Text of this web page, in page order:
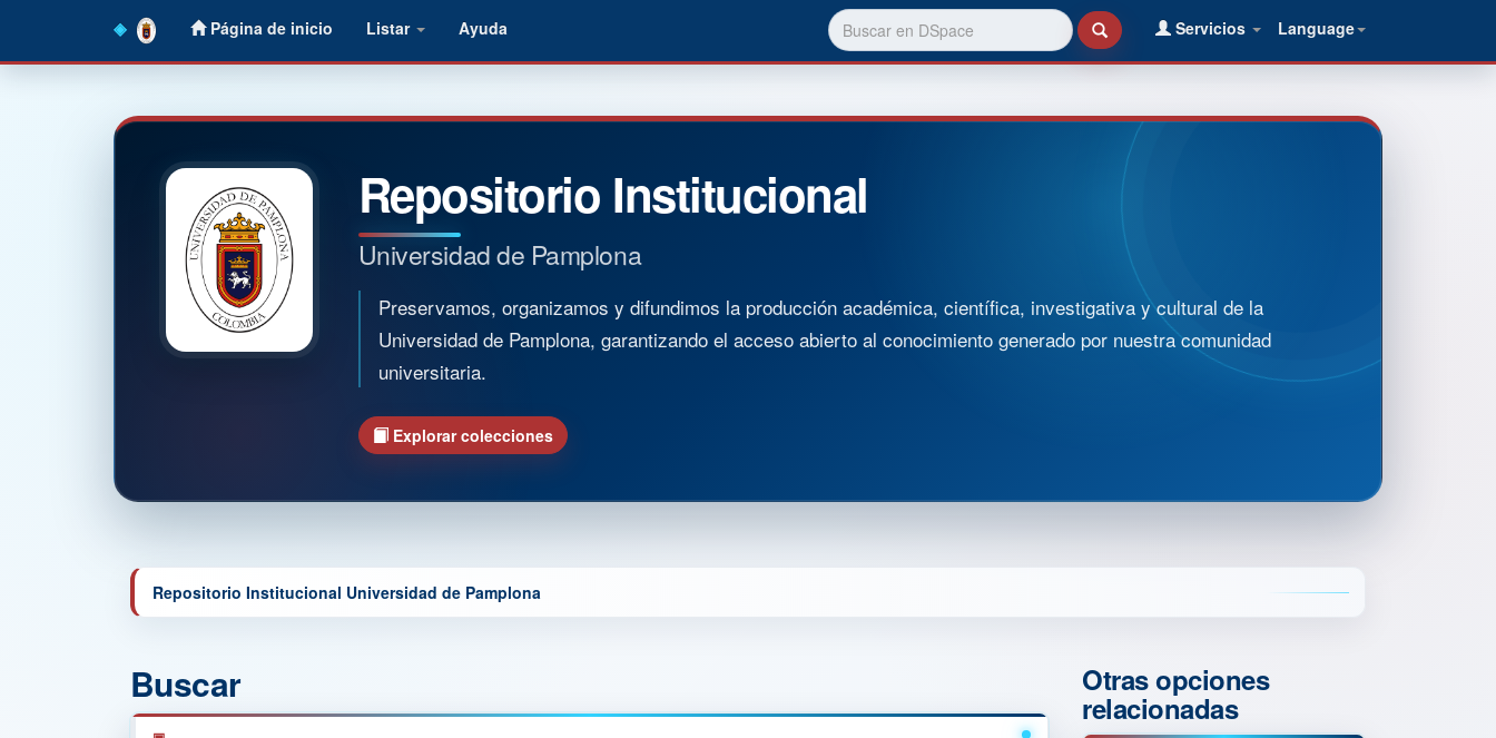
Página de inicio Listar Ayuda Language
Servicios
Repositorio Institucional
Universidad de Pamplona
Preservamos, organizamos y difundimos la producción académica, científica, investigativa y cultural de la
Universidad de Pamplona, garantizando el acceso abierto al conocimiento generado por nuestra comunidad
universitaria.
Explorar colecciones
Repositorio Institucional Universidad de Pamplona
Buscar Otras opciones
relacionadas